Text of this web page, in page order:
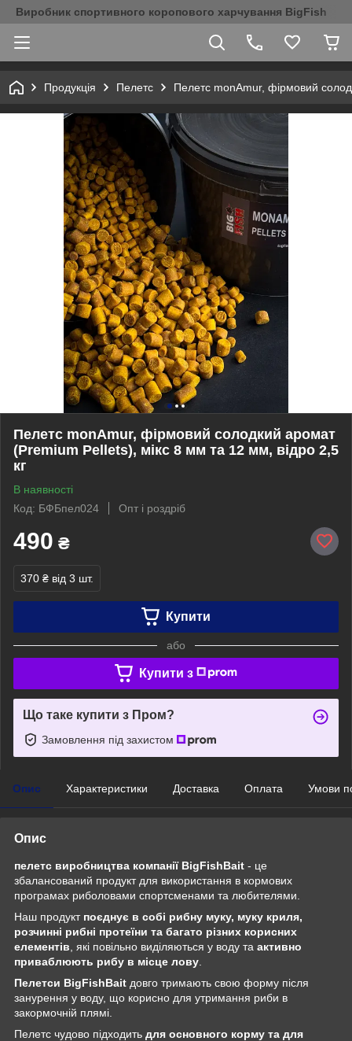
Виробник спортивного коропового харчування BigFish
Продукція Пелетс Пелетс monAmur, фірмовий
Пелетс monAmur, фірмовий солодкий аромат
(Premium Pellets), мікс 8 мм та 12 мм, відро 2,5
кг
В наявності
Код: БФБпел024
Опт і роздріб
490 ₴
370 ₴ від 3 шт.
Купити
або
Купити з
Що таке купити з Пром?
Замовлення під захистом
Опис Характеристики Доставка Оплата Умови
Опис
пелетс виробництва компанії BigFishBait - це
збалансований продукт для використання в кормових
програмах риболовами спортсменами та любителями.
Наш продукт поєднує в собі рибну муку, муку криля,
розчинні рибні протеїни та багато різних корисних
елементів , які повільно виділяються у воду та активно
приваблюють рибу в місце лову
Пелетси BigFishBait довго тримають свою форму після
занурення у воду, що корисно для утримання риби в
закормочній плямі.
Пелетс чудово підходить для основного корму та для